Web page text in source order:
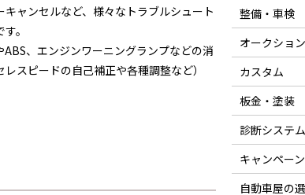
キャンセルなど、様々なトラブルシュート
。
ABS、エンジンワーニングランプなどの消
スピードの自己補正や各種調整など）
整備・車検
オークショ
カスタム
板金・塗装
診断システム
キャンペーン
自動車屋の